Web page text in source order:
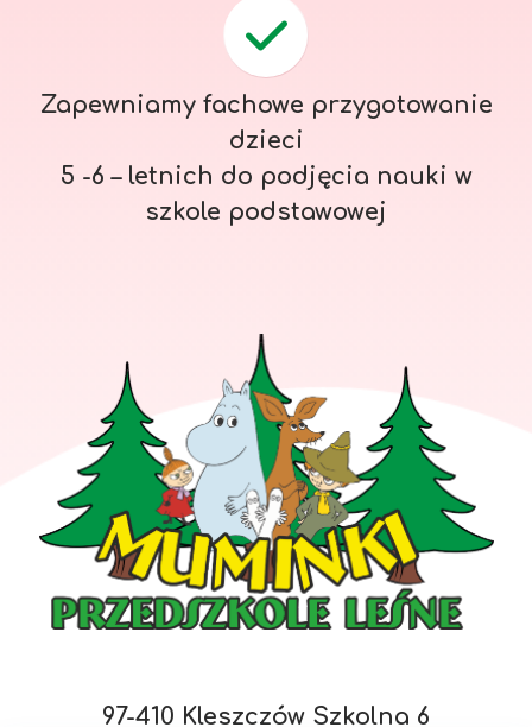
Zapewniamy fachowe przygotowanie
dzieci
5 -6 – letnich do podjęcia nauki w
szkole podstawowej
97-410 Kleszczów Szkolna 6